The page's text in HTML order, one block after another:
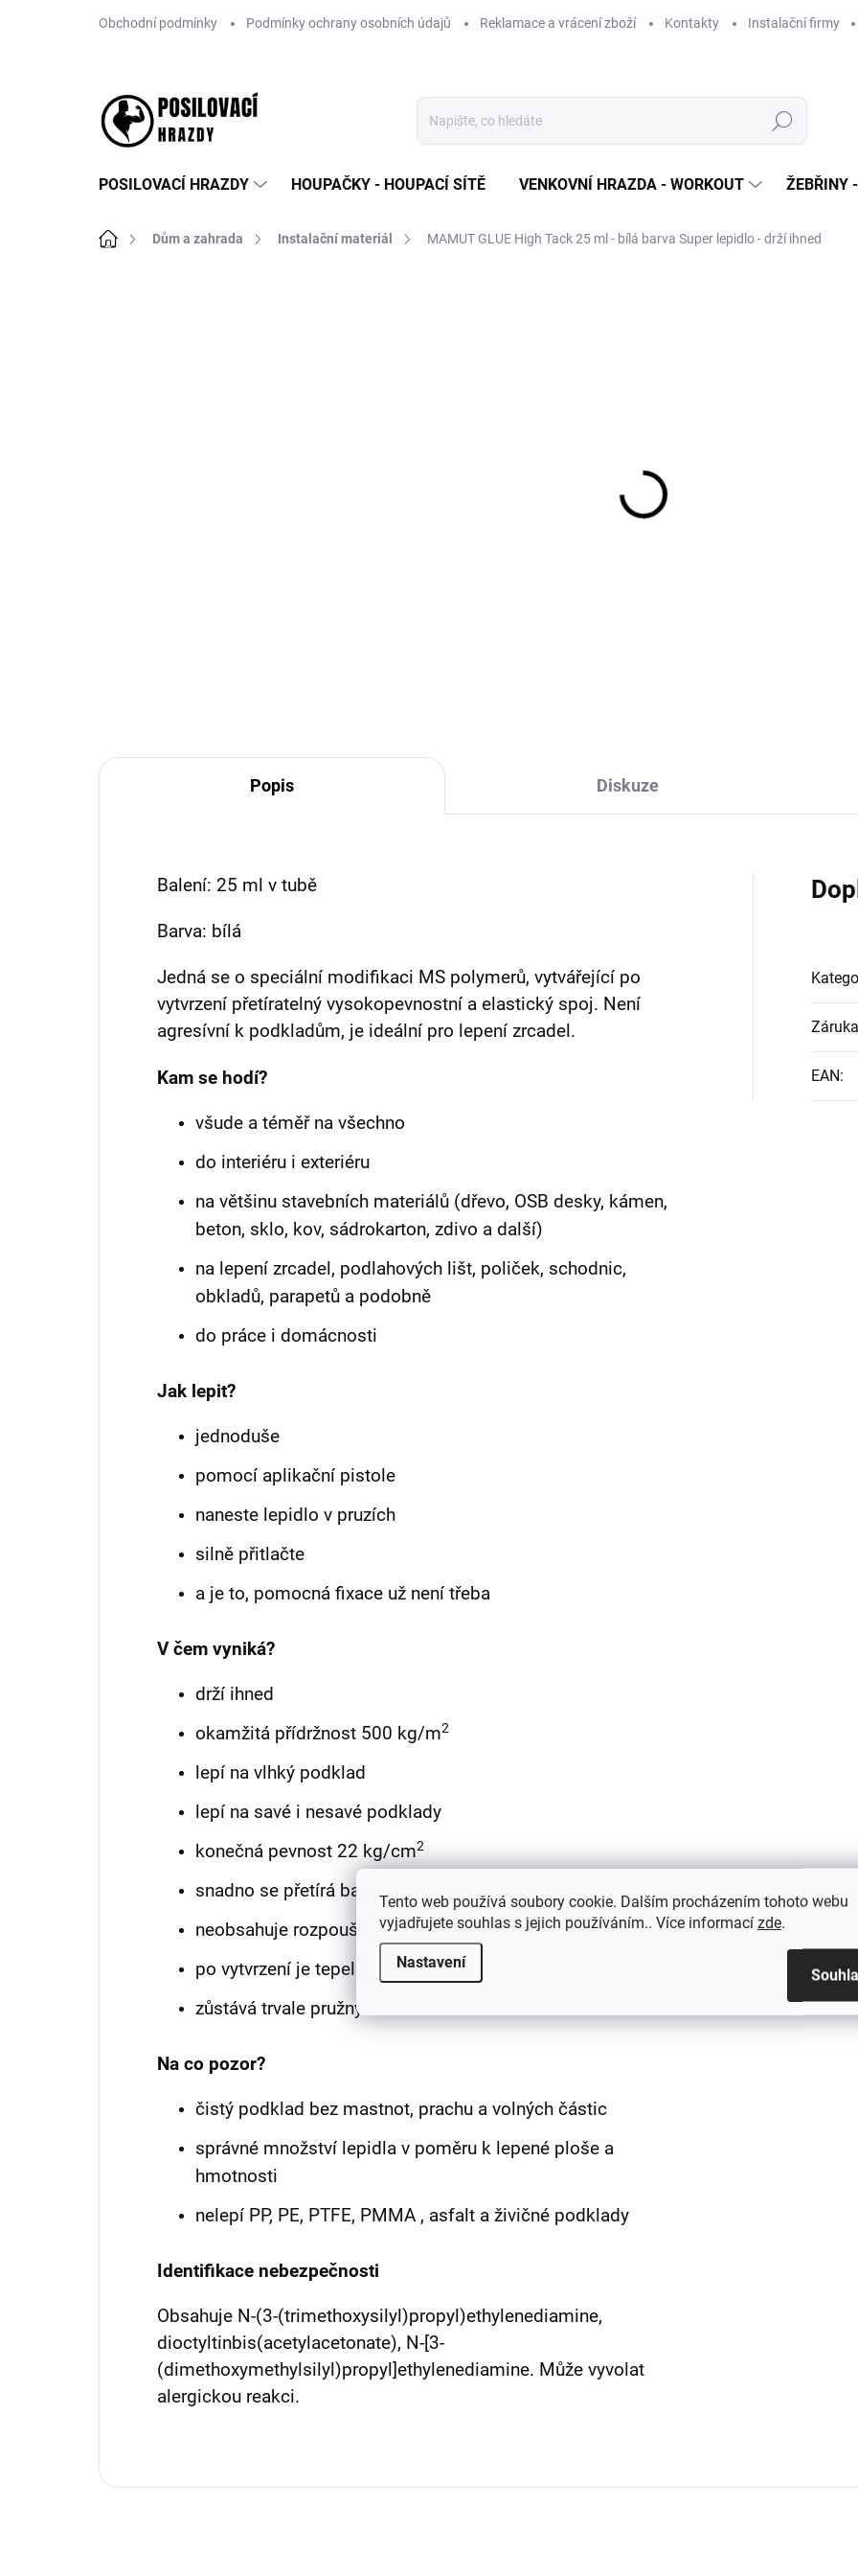
Tento web používá soubory cookie. Dalším procházením tohoto webu
vyjadřujete souhlas s jejich používáním.. Více informací zde.
Nastavení
Obchodní podmínky Podmínky ochrany osobních údajů Reklamace a vrácení zboží Kontakty Instalační firmy
Hledat
POSILOVACÍ HRAZDY HOUPAČKY - HOUPACÍ SÍTĚ VENKOVNÍ HRAZDA - WORKOUT ŽEBŘINY
Domů Dům a zahrada Instalační materiál MAMUT GLUE High Tack 25 ml - bílá barva Super lepidlo - drží ihned
ho všude tam, kde
Popis Diskuze
Balení: 25 ml v tubě
Barva: bílá
Jedná se o speciální modifikaci MS polymerů, vytvářející po
vytvrzení přetíratelný vysokopevnostní a elastický spoj. Není
agresívní k podkladům, je ideální pro lepení zrcadel.
Kam se hodí?
všude a téměř na všechno
do interiéru i exteriéru
na většinu stavebních materiálů (dřevo, OSB desky, kámen,
beton, sklo, kov, sádrokarton, zdivo a další)
na lepení zrcadel, podlahových lišt, poliček, schodnic,
obkladů, parapetů a podobně
do práce i domácnosti
Jak lepit?
jednoduše
pomocí aplikační pistole
naneste lepidlo v pruzích
silně přitlačte
a je to, pomocná fixace už není třeba
V čem vyniká?
drží ihned
okamžitá přídržnost 500 kg/m2
lepí na vlhký podklad
lepí na savé i nesavé podklady
konečná pevnost 22 kg/cm2
snadno se přetírá barvami
neobsahuje rozpouštědla
po vytvrzení je tepelně odolný od -40 °C až +90 °C
zůstává trvale pružný
Na co pozor?
čistý podklad bez mastnot, prachu a volných částic
správné množství lepidla v poměru k lepené ploše a
hmotnosti
nelepí PP, PE, PTFE, PMMA , asfalt a živičné podklady
Identifikace nebezpečnosti
Obsahuje N-(3-(trimethoxysilyl)propyl)ethylenediamine,
dioctyltinbis(acetylacetonate), N-[3-
(dimethoxymethylsilyl)propyl]ethylenediamine. Může vyvolat
alergickou reakci.
Záruka
EAN: